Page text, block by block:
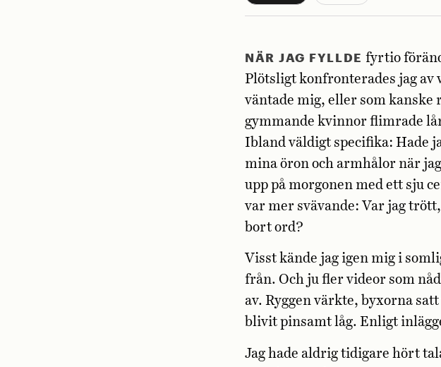
NÄR JAG FYLLDE fyrtio
Plötsligt konfronterades jag av
väntade mig, eller som
gymmande kvinnor flimrade
Ibland väldigt specifika: Hade
mina öron och armhålor när
upp på morgonen med ett sju
var mer svävande: Var jag
bort ord?
Visst kände jag igen mig i
från. Och ju fler videor som
av. Ryggen värkte, byxorna
blivit pinsamt låg. Enligt
Jag hade aldrig tidigare hört